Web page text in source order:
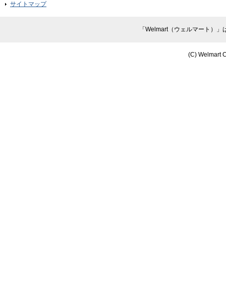
サイトマップ
「Welmart（ウェルマート）
(C) Welmart